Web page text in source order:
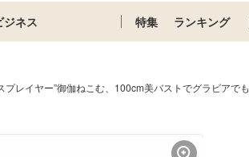
ジネス 特集 ランキング
レイヤー”御伽ねこむ、100cm美バストでグラビアでも